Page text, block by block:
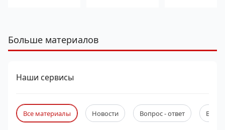
Больше материалов
Наши сервисы
Все материалы Новости Вопрос - ответ